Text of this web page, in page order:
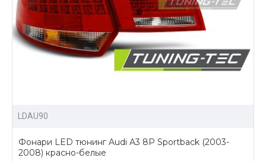
LDAU90
Фонари LED тюнинг Audi A3 8P Sportback (2003-
2008) красно-белые